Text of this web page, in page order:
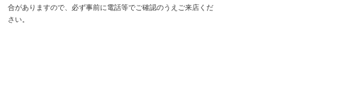
合がありますので、必ず事前に電話等でご確認のうえご来店くだ
さい。